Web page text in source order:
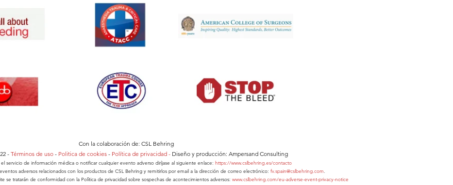
Con la colaboración de: CSL Behring
- Términos de uso - Politica de cookies - Política de privacidad - Diseño y producción: Ampersand Consulting
el servicio de información médica o notificar cualquier evento adverso diríjase al siguiente enlace: https://www.cslbehring.es/contacto
adversos relacionados con los productos de CSL Behring y remitirlos por email a la dirección de correo electrónico: fv.spain@cslbehring.com.
se tratarán de conformidad con la Política de privacidad sobre sospechas de acontecimientos adversos: www.cslbehring.com/eu-adverse-event-privacy-notice